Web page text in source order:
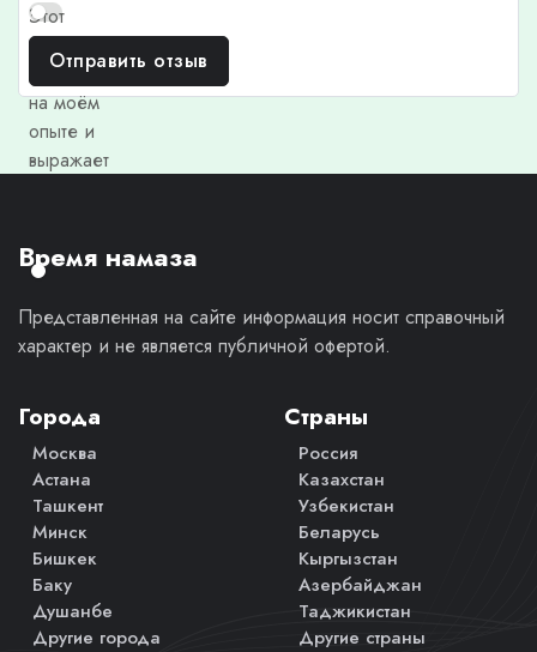
Этот
отзыв
основан
на моём
опыте и
выражает
мнение.
Отправить отзыв
Время намаза
Представленная на сайте информация носит справочный
характер и не является публичной офертой.
Города
Москва
Астана
Ташкент
Минск
Бишкек
Баку
Душанбе
Другие города
Страны
Россия
Казахстан
Узбекистан
Беларусь
Кыргызстан
Азербайджан
Таджикистан
Другие страны